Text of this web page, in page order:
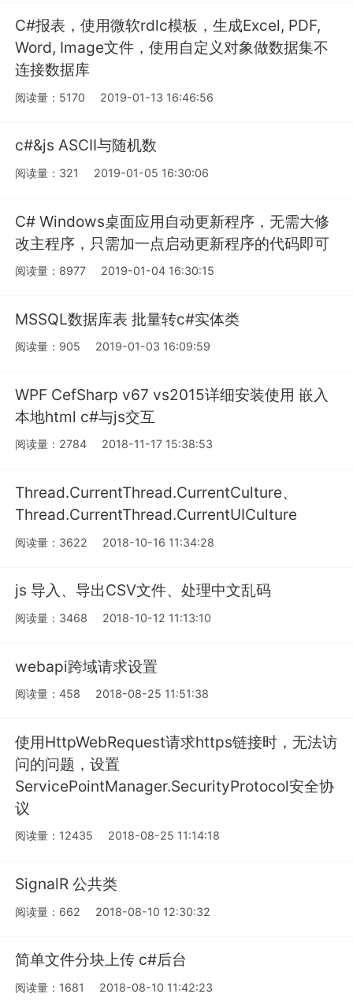
C#报表，使用微软rdlc模板，生成Excel, PDF,
Word, Image文件，使用自定义对象做数据集不
连接数据库
阅读量：5170 2019-01-13 16:46:56
c#&js ASCII与随机数
阅读量：321 2019-01-05 16:30:06
C# Windows桌面应用自动更新程序，无需大修
改主程序，只需加一点启动更新程序的代码即可
阅读量：8977 2019-01-04 16:30:15
MSSQL数据库表 批量转c#实体类
阅读量：905 2019-01-03 16:09:59
WPF CefSharp v67 vs2015详细安装使用 嵌入
本地html c#与js交互
阅读量：2784 2018-11-17 15:38:53
Thread.CurrentThread.CurrentCulture、
Thread.CurrentThread.CurrentUICulture
阅读量：3622 2018-10-16 11:34:28
js 导入、导出CSV文件、处理中文乱码
阅读量：3468 2018-10-12 11:13:10
webapi跨域请求设置
阅读量：458 2018-08-25 11:51:38
使用HttpWebRequest请求https链接时，无法访
问的问题，设置
ServicePointManager.SecurityProtocol安全协
议
阅读量：12435 2018-08-25 11:14:18
SignalR 公共类
阅读量：662 2018-08-10 12:30:32
简单文件分块上传 c#后台
阅读量：1681 2018-08-10 11:42:23